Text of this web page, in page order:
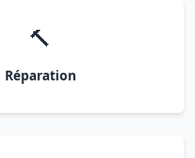
🔨
Réparation